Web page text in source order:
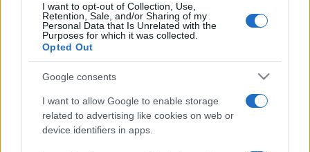
I want to opt-out of Collection, Use,
Retention, Sale, and/or Sharing of my
Personal Data that Is Unrelated with the
Purposes for which it was collected.
Opted Out
Google consents
I want to allow Google to enable storage
related to advertising like cookies on web or
device identifiers in apps.
Koreográfus-rendező: Horváth Csaba
Előadók: Ladányi Andrea, Horváth Csaba
Zene: LUX NOX: S (M) S
Lux Nox Együttes: ifj. Kurtág György, Chris Martineau,
Jelmeztervező: Benedek Mari
Fényterv: Kovács József